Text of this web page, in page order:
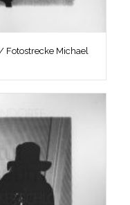
Fotostrecke Michael